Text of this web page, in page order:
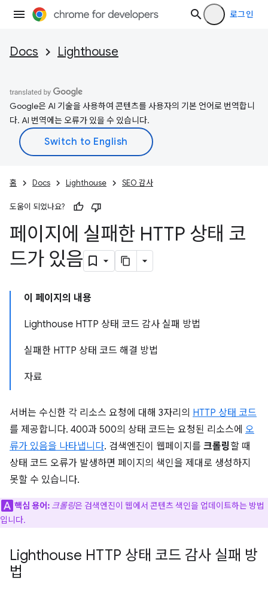
로그인
Docs Lighthouse
Google은 AI 기술을 사용하여 콘텐츠를 사용자의 기본 언어로 번역합니
다. AI 번역에는 오류가 있을 수 있습니다.
홈 Docs Lighthouse SEO 감사
도움이 되었나요?
페이지에 실패한 HTTP 상태 코
드가 있음
이 페이지의 내용
Lighthouse HTTP 상태 코드 감사 실패 방법
실패한 HTTP 상태 코드 해결 방법
자료
서버는 수신한 각 리소스 요청에 대해 3자리의 HTTP 상태 코드
를 제공합니다. 400과 500의 상태 코드는 요청된 리소스에 오
류가 있음을 나타냅니다. 검색엔진이 웹페이지를 크롤링할 때
상태 코드 오류가 발생하면 페이지의 색인을 제대로 생성하지
못할 수 있습니다.
핵심 용어: 크롤링은 검색엔진이 웹에서 콘텐츠 색인을 업데이트하는 방법
입니다.
Lighthouse HTTP 상태 코드 감사 실패 방
법